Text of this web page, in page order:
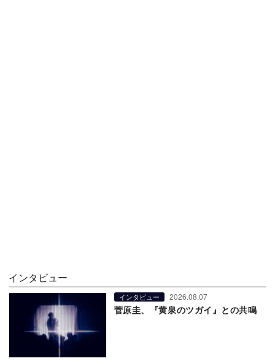
インタビュー
インタビュー 2026.08.07
菅原圭、『黄泉のツガイ』との共鳴